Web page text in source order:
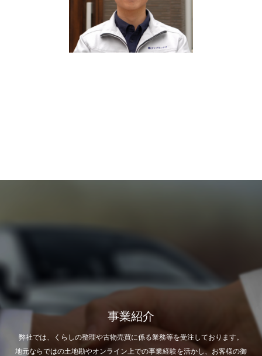
事業紹介
弊社では、くらしの整理や古物売買に係る業務等を受注しております。
地元ならではの土地勘やオンライン上での事業経験を活かし、お客様の御